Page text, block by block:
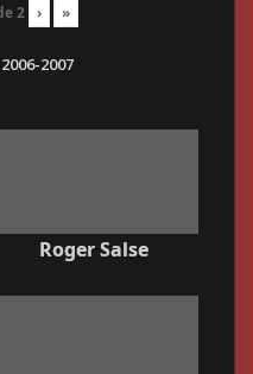
2 › »
2007
Roger Salse